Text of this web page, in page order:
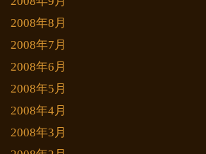
2008年8月
2008年7月
2008年6月
2008年5月
2008年4月
2008年3月